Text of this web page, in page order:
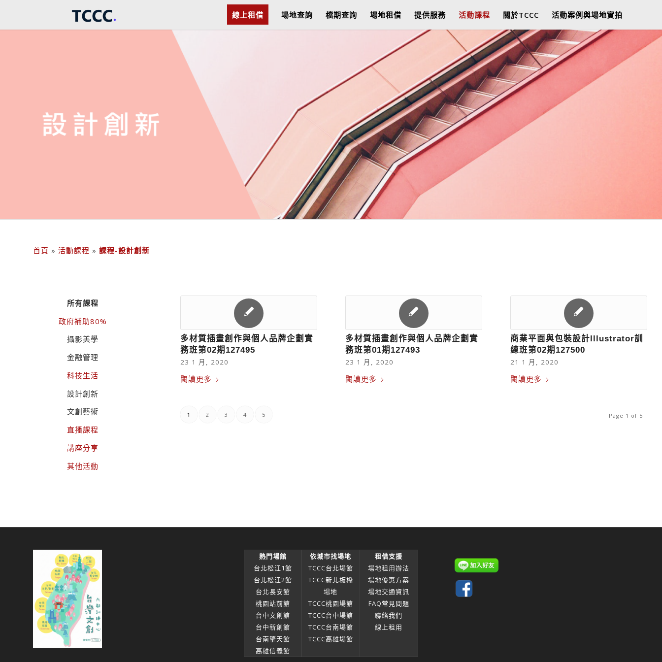
線上租借 場地查詢 檔期查詢 場地租借 提供服務 活動課程 關於TCCC 活動案例與場地實拍
首頁 » 活動課程 » 課程-設計創新
所有課程
政府補助80%
攝影美學
金融管理
科技生活
設計創新
文創藝術
直播課程
講座分享
其他活動
多材質插畫創作與個人品牌企劃實
務班第02期127495
23 1 月, 2020
閱讀更多
多材質插畫創作與個人品牌企劃實
務班第01期127493
23 1 月, 2020
閱讀更多
商業平面與包裝設計Illustrator訓
練班第02期127500
21 1 月, 2020
閱讀更多
Page 1 of 5
1 2 3 4 5
熱門場館
台北松江1館
台北松江2館
台北長安館
桃園站前館
台中文創館
台中新創館
台南擎天館
高雄信義館
依城市找場地
TCCC台北場館
TCCC新北板橋
場地
TCCC桃園場館
TCCC台中場館
TCCC台南場館
TCCC高雄場館
租借支援
場地租用辦法
場地優惠方案
場地交通資訊
FAQ常見問題
聯絡我們
線上租用